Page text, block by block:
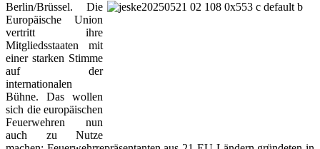
Berlin/Brüssel. Die
Europäische Union
vertritt ihre
Mitgliedsstaaten mit
einer starken Stimme
auf der
internationalen
Bühne. Das wollen
sich die europäischen
Feuerwehren nun
auch zu Nutze